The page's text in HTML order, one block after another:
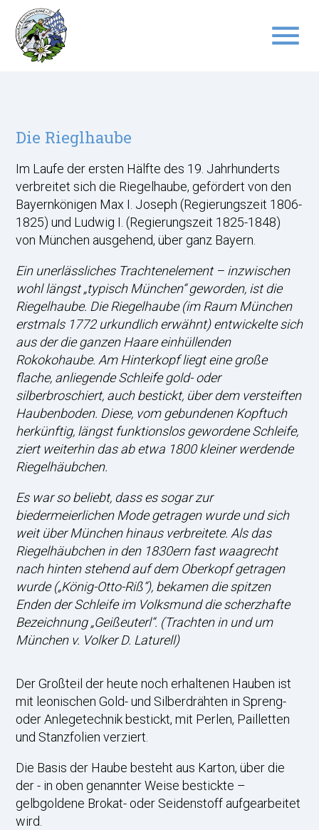
menu
Die Rieglhaube
Im Laufe der ersten Hälfte des 19. Jahrhunderts
verbreitet sich die Riegelhaube, gefördert von den
Bayernkönigen Max I. Joseph (Regierungszeit 1806-
1825) und Ludwig I. (Regierungszeit 1825-1848)
von München ausgehend, über ganz Bayern.
Ein unerlässliches Trachtenelement – inzwischen
wohl längst „typisch München“ geworden, ist die
Riegelhaube. Die Riegelhaube (im Raum München
erstmals 1772 urkundlich erwähnt) entwickelte sich
aus der die ganzen Haare einhüllenden
Rokokohaube. Am Hinterkopf liegt eine große
flache, anliegende Schleife gold- oder
silberbroschiert, auch bestickt, über dem versteiften
Haubenboden. Diese, vom gebundenen Kopftuch
herkünftig, längst funktionslos gewordene Schleife,
ziert weiterhin das ab etwa 1800 kleiner werdende
Riegelhäubchen.
Es war so beliebt, dass es sogar zur
biedermeierlichen Mode getragen wurde und sich
weit über München hinaus verbreitete. Als das
Riegelhäubchen in den 1830ern fast waagrecht
nach hinten stehend auf dem Oberkopf getragen
wurde („König-Otto-Riß“), bekamen die spitzen
Enden der Schleife im Volksmund die scherzhafte
Bezeichnung „Geißeuterl“. (Trachten in und um
München v. Volker D. Laturell)
Der Großteil der heute noch erhaltenen Hauben ist
mit leonischen Gold- und Silberdrähten in Spreng-
oder Anlegetechnik bestickt, mit Perlen, Pailletten
und Stanzfolien verziert.
Die Basis der Haube besteht aus Karton, über die
der - in oben genannter Weise bestickte –
gelbgoldene Brokat- oder Seidenstoff aufgearbeitet
wird.